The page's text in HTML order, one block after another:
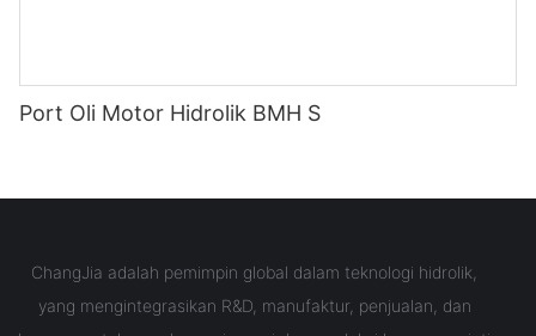
Port Oli Motor Hidrolik BMH S
ChangJia adalah pemimpin global dalam teknologi hidrolik,
yang mengintegrasikan R&D, manufaktur, penjualan, dan